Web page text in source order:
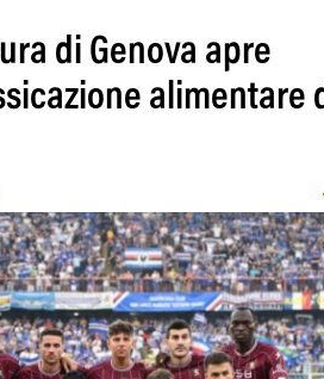
di Genova apre
alimentare